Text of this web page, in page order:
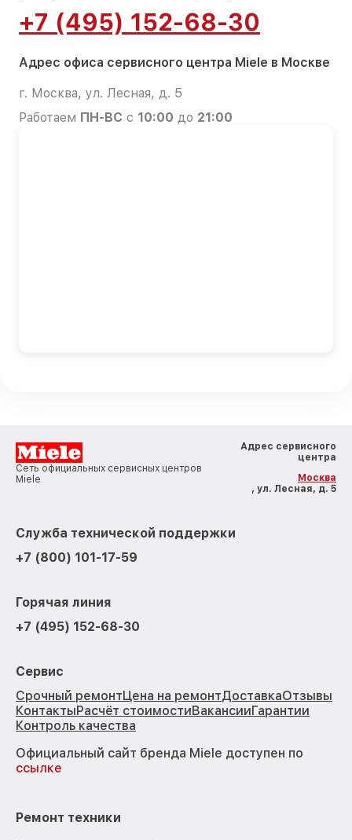
+7 (495) 152-68-30
Адрес офиса сервисного центра Miele в Москве
г. Москва, ул. Лесная, д. 5
Работаем ПН-ВС с 10:00 до 21:00
Сеть официальных сервисных центров
Miele
Адрес сервисного
центра
Москва
, ул. Лесная, д. 5
Служба технической поддержки
+7 (800) 101-17-59
Горячая линия
+7 (495) 152-68-30
Сервис
Срочный ремонтЦена на ремонтДоставкаОтзывы
КонтактыРасчёт стоимостиВакансииГарантии
Контроль качества
Официальный сайт бренда Miele доступен по
ссылке
Ремонт техники